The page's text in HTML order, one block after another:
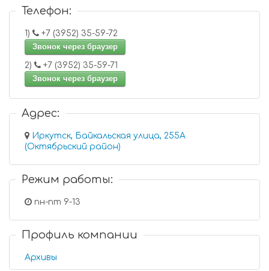
Телефон:
1)
+7 (3952) 35-59-72
Звонок через браузер
2)
+7 (3952) 35-59-71
Звонок через браузер
Адрес:
Иркутск, Байкальская улица, 255А
(Октябрьский район)
Режим работы:
пн-пт 9-13
Профиль компании
Архивы